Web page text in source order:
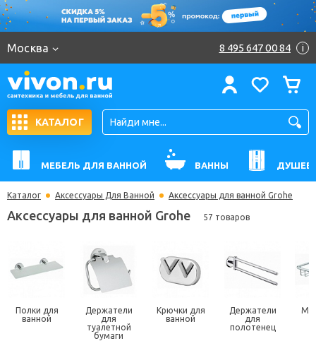
Москва 8 495 647 00 84 i
КАТАЛОГ
МЕБЕЛЬ ДЛЯ ВАННОЙ ВАННЫ
Каталог Аксессуары Для Ванной Аксессуары для ванной Grohe
Аксессуары для ванной Grohe 57 товаров
Полки для
ванной
Держатели
для
туалетной
бумаги
Крючки для
ванной
Держатели
для
полотенец